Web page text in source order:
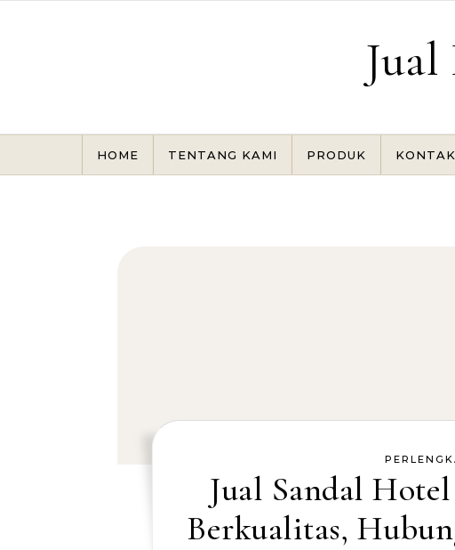
HOME TENTANG KAMI PRODUK KONTAK
Jual Sandal
Berkualitas,